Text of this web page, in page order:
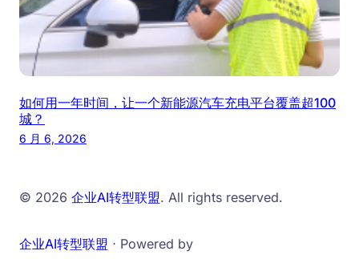
如何用一年时间，让一个新能源汽车充电平台覆盖超100
城？
6 月 6, 2026
© 2026 企业AI转型联盟. All rights reserved.
企业AI转型联盟 ⋅ Powered by